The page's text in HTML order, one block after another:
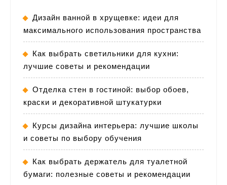
Дизайн ванной в хрущевке: идеи для
максимального использования пространства
Как выбрать светильники для кухни:
лучшие советы и рекомендации
Отделка стен в гостиной: выбор обоев,
краски и декоративной штукатурки
Курсы дизайна интерьера: лучшие школы
и советы по выбору обучения
Как выбрать держатель для туалетной
бумаги: полезные советы и рекомендации